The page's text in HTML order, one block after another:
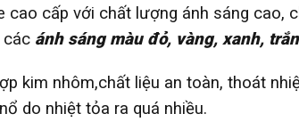
cao cấp với chất lượng ánh sáng cao,
các ánh sáng màu đỏ, vàng, xanh,
kim nhôm,chất liệu an toàn, thoát
do nhiệt tỏa ra quá nhiều.